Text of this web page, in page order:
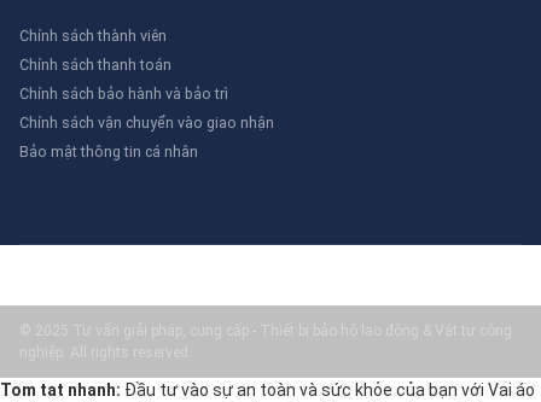
Chính sách thành viên
Chính sách thanh toán
Chính sách bảo hành và bảo trì
Chính sách vận chuyển vào giao nhận
Bảo mật thông tin cá nhân
© 2025 Tư vấn giải pháp, cung cấp - Thiết bị bảo hộ lao động & Vật tư công
nghiệp. All rights reserved.
Tom tat nhanh: Đầu tư vào sự an toàn và sức khỏe của bạn với Vai áo